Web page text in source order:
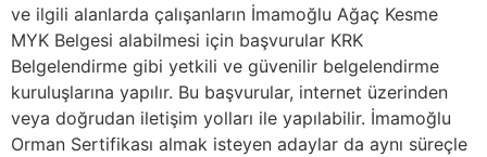
ve ilgili alanlarda çalışanların İmamoğlu Ağaç Kesme
MYK Belgesi alabilmesi için başvurular KRK
Belgelendirme gibi yetkili ve güvenilir belgelendirme
kuruluşlarına yapılır. Bu başvurular, internet üzerinden
veya doğrudan iletişim yolları ile yapılabilir. İmamoğlu
Orman Sertifikası almak isteyen adaylar da aynı süreçle